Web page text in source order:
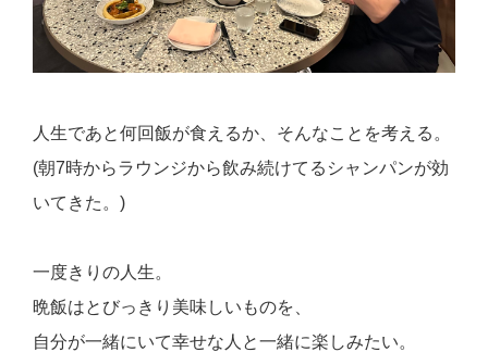
人生であと何回飯が食えるか、そんなことを考える。
(朝7時からラウンジから飲み続けてるシャンパンが効
いてきた。)
一度きりの人生。
晩飯はとびっきり美味しいものを、
自分が一緒にいて幸せな人と一緒に楽しみたい。